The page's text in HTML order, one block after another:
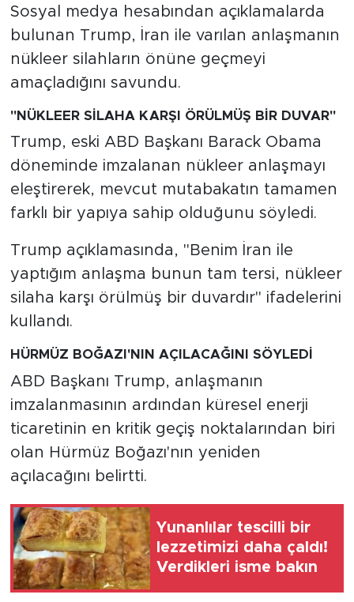
Sosyal medya hesabından açıklamalarda
bulunan Trump, İran ile varılan anlaşmanın
nükleer silahların önüne geçmeyi
amaçladığını savundu.
"NÜKLEER SİLAHA KARŞI ÖRÜLMÜŞ BİR DUVAR"
Trump, eski ABD Başkanı Barack Obama
döneminde imzalanan nükleer anlaşmayı
eleştirerek, mevcut mutabakatın tamamen
farklı bir yapıya sahip olduğunu söyledi.
Trump açıklamasında, "Benim İran ile
yaptığım anlaşma bunun tam tersi, nükleer
silaha karşı örülmüş bir duvardır" ifadelerini
kullandı.
HÜRMÜZ BOĞAZI'NIN AÇILACAĞINI SÖYLEDİ
ABD Başkanı Trump, anlaşmanın
imzalanmasının ardından küresel enerji
ticaretinin en kritik geçiş noktalarından biri
olan Hürmüz Boğazı'nın yeniden
açılacağını belirtti.
Yunanlılar tescilli bir
lezzetimizi daha çaldı!
Verdikleri isme bakın